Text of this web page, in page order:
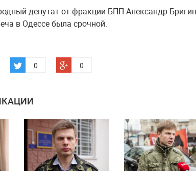
депутат от фракции БПП Александр
в Одессе была срочной.
0 0